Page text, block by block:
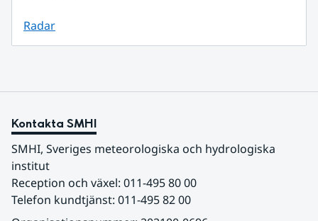
Radar
Kontakta SMHI
SMHI, Sveriges meteorologiska och hydrologiska
institut
Reception och växel: 011-495 80 00
Telefon kundtjänst: 011-495 82 00